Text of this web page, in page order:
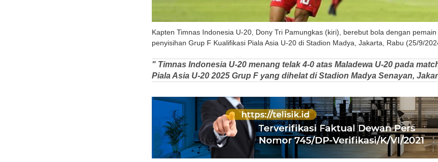
Kapten Timnas Indonesia U-20, Dony Tri Pamungkas (kiri), berebut bola dengan
penyisihan Grup F Kualifikasi Piala Asia U-20 di Stadion Madya, Jakarta, Rabu (25/9/
" Timnas Indonesia U-20 menang telak 4-0 atas Maladewa U-20 pada
Piala Asia U-20 2025 Grup F yang dihelat di Stadion Madya Senayan,